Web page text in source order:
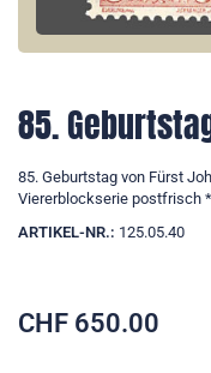
85.
85. Geburtstag von Fürst
Viererblockserie postfrisch
ARTIKEL-NR.: 125.05.40
CHF 650.00